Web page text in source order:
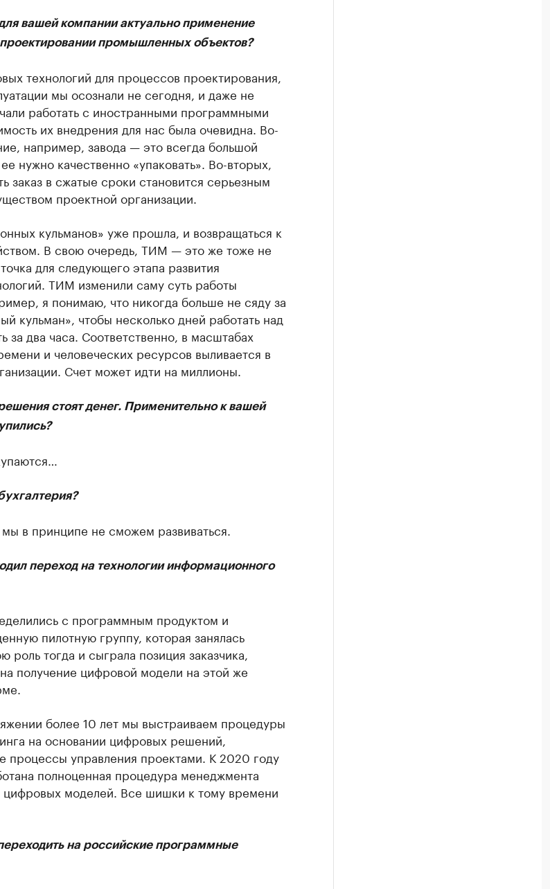
вашей компании актуально применение
промышленных объектов?
технологий для процессов проектирования,
мы осознали не сегодня, и даже не
работать с иностранными программными
их внедрения для нас была очевидна. Во-
например, завода — это всегда большой
нужно качественно «упаковать». Во-вторых,
заказ в сжатые сроки становится серьезным
проектной организации.
кульманов» уже прошла, и возвращаться к
В свою очередь, ТИМ — это же тоже не
для следующего этапа развития
ТИМ изменили саму суть работы
я понимаю, что никогда больше не сяду за
кульман», чтобы несколько дней работать над
за два часа. Соответственно, в масштабах
и человеческих ресурсов выливается в
Счет может идти на миллионы.
стоят денег. Применительно к вашей
в принципе не сможем развиваться.
переход на технологии информационного
с программным продуктом и
пилотную группу, которая занялась
тогда и сыграла позиция заказчика,
получение цифровой модели на этой же
более 10 лет мы выстраиваем процедуры
на основании цифровых решений,
процессы управления проектами. К 2020 году
полноценная процедура менеджмента
цифровых моделей. Все шишки к тому времени
на российские программные